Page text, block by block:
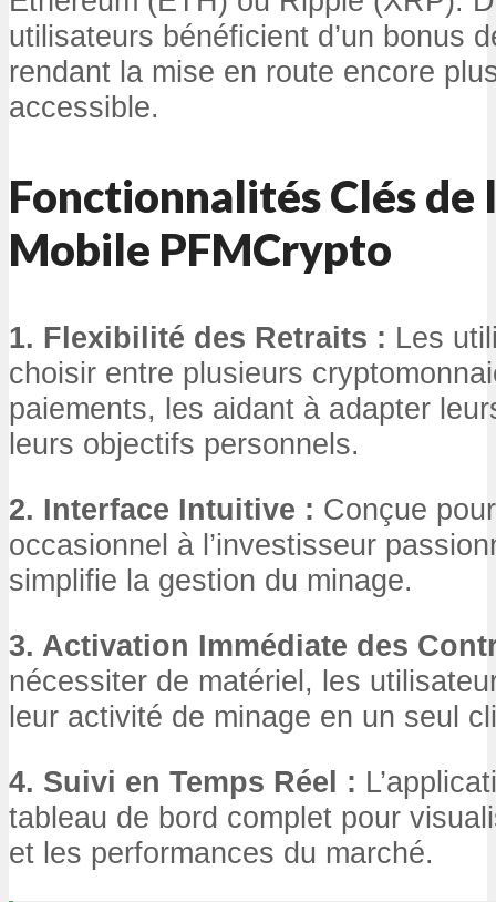
utilisateurs bénéficient d’un bonus
rendant la mise en route encore
accessible.
Fonctionnalités Clés de
Mobile PFMCrypto
1. Flexibilité des Retraits : Les
choisir entre plusieurs
paiements, les aidant à adapter
leurs objectifs personnels.
2. Interface Intuitive : Conçue
occasionnel à l’investisseur
simplifie la gestion du minage.
3. Activation Immédiate des
nécessiter de matériel, les
leur activité de minage en un seul
4. Suivi en Temps Réel :
tableau de bord complet pour
et les performances du marché.